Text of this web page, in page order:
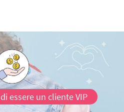
essere un cliente VIP